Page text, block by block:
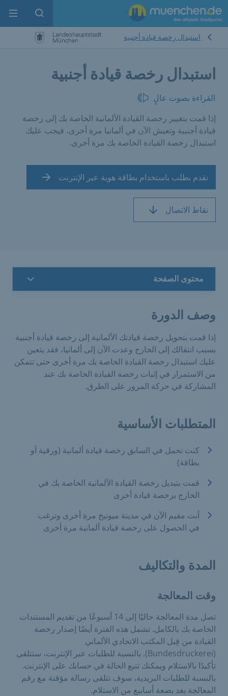
search
استبدال رخصة قيادة أجنبية
استبدال رخصة قيادة أجنبية
القراءة بصوت عالٍ
إذا قمت بتغيير رخصة القيادة الألمانية الخاصة بك إلى رخصة
قيادة أجنبية وتعيش الآن في ألمانيا مرة أخرى، فيجب عليك
استبدال رخصة القيادة الخاصة بك مرة أخرى.
تقدم بطلب باستخدام بطاقة هوية عبر الإنترنت
نقاط الاتصال
محتوى الصفحة
وصف الدورة
إذا قمت بتحويل رخصة قيادتك الألمانية إلى رخصة قيادة أجنبية
بسبب انتقالك إلى الخارج وعدت الآن إلى ألمانيا، فقد يتعين
عليك استبدال رخصة القيادة الخاصة بك مرة أخرى حتى تتمكن
من الاستمرار في إثبات رخصة القيادة الخاصة بك عند
المشاركة في حركة المرور على الطرق.
المتطلبات الأساسية
كنت تحمل في السابق رخصة قيادة ألمانية (ورقية أو
بطاقة)
قمت بتبديل رخصة القيادة الألمانية الخاصة بك في
الخارج برخصة قيادة أخرى
أنت مقيم الآن في مدينة ميونيخ مرة أخرى وترغب
في الحصول على رخصة قيادة ألمانية مرة أخرى
المدة والتكاليف
وقت المعالجة
تصل مدة المعالجة حاليًا إلى 14 أسبوعًا من تقديم المستندات
الخاصة بك بالكامل. تشمل هذه الفترة أيضًا إصدار رخصة
القيادة من قِبل المكتب الاتحادي الألماني
(Bundesdruckerei). بالنسبة للطلبات عبر الإنترنت، ستتلقى
تأكيدًا بالاستلام ويمكنك تتبع الحالة في حسابك على الإنترنت.
بالنسبة للطلبات البريدية، سوف تتلقى رسالة مؤقتة مع رقم
المعالجة بعد بضعة أسابيع من الاستلام.